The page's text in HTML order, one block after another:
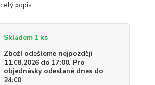
celý popis
Skladem 1 ks
Zboží odešleme nejpozději
11.08.2026 do 17:00. Pro
objednávky odeslané dnes do
24:00